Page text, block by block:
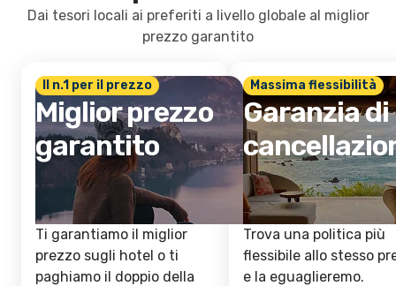
Dai tesori locali ai preferiti a livello globale al miglior
prezzo garantito
Il n.1 per il prezzo
Miglior prezzo
garantito
Ti garantiamo il miglior
prezzo sugli hotel o ti
paghiamo il doppio della
Massima flessibilità
Garanzia di
Trova una politica più
flessibile allo stesso
e la eguaglieremo.